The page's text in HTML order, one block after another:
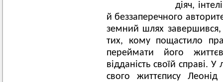
діяч,
й беззаперечного
земний шлях
тих, кому пощастило
переймати його
відданість своїй справі.
свого життєпису